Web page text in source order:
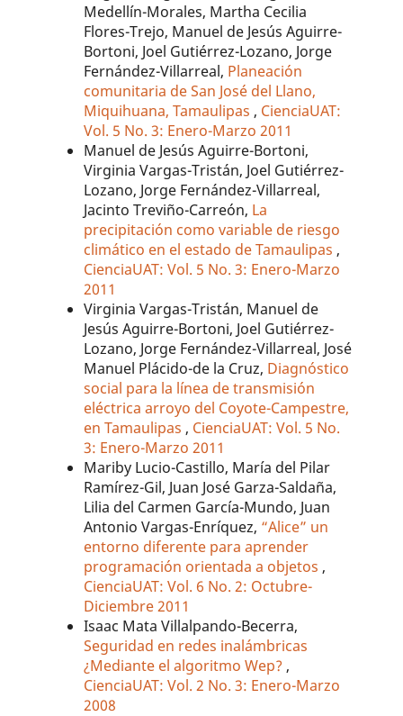
Medellín-Morales, Martha Cecilia
Flores-Trejo, Manuel de Jesús Aguirre-
Bortoni, Joel Gutiérrez-Lozano, Jorge
Fernández-Villarreal, Planeación
comunitaria de San José del Llano,
Miquihuana, Tamaulipas , CienciaUAT:
Vol. 5 No. 3: Enero-Marzo 2011
Manuel de Jesús Aguirre-Bortoni,
Virginia Vargas-Tristán, Joel Gutiérrez-
Lozano, Jorge Fernández-Villarreal,
Jacinto Treviño-Carreón, La
precipitación como variable de riesgo
climático en el estado de Tamaulipas ,
CienciaUAT: Vol. 5 No. 3: Enero-Marzo
2011
Virginia Vargas-Tristán, Manuel de
Jesús Aguirre-Bortoni, Joel Gutiérrez-
Lozano, Jorge Fernández-Villarreal, José
Manuel Plácido-de la Cruz, Diagnóstico
social para la línea de transmisión
eléctrica arroyo del Coyote-Campestre,
en Tamaulipas , CienciaUAT: Vol. 5 No.
3: Enero-Marzo 2011
Mariby Lucio-Castillo, María del Pilar
Ramírez-Gil, Juan José Garza-Saldaña,
Lilia del Carmen García-Mundo, Juan
Antonio Vargas-Enríquez, “Alice” un
entorno diferente para aprender
programación orientada a objetos ,
CienciaUAT: Vol. 6 No. 2: Octubre-
Diciembre 2011
Isaac Mata Villalpando-Becerra,
Seguridad en redes inalámbricas
¿Mediante el algoritmo Wep? ,
CienciaUAT: Vol. 2 No. 3: Enero-Marzo
2008